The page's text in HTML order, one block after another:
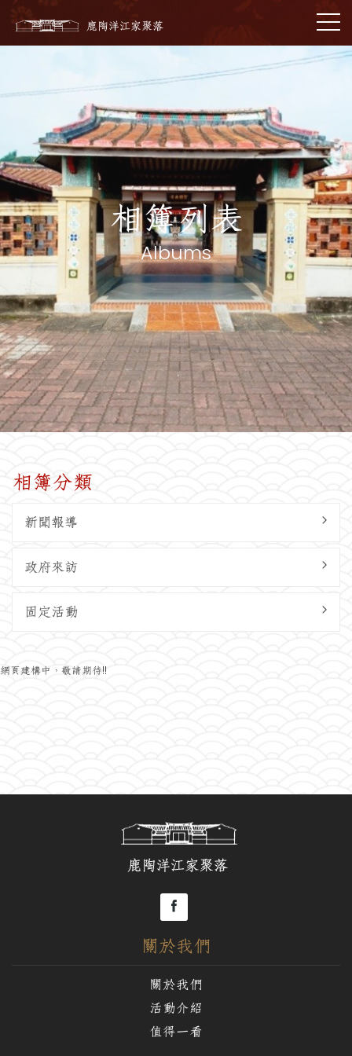
相簿列表
Albums
相簿分類
新聞報導
政府來訪
固定活動
網頁建構中，敬請期待!!
關於我們
關於我們
活動介紹
值得一看